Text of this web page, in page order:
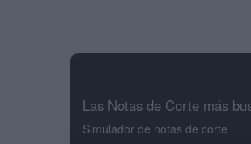
Las Notas de Corte más
Simulador de notas de corte